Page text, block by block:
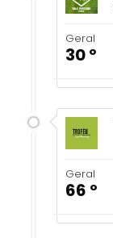
Geral
30 º
Geral
66 º